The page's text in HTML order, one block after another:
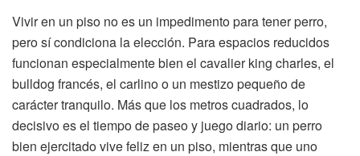
Vivir en un piso no es un impedimento para tener perro,
pero sí condiciona la elección. Para espacios reducidos
funcionan especialmente bien el cavalier king charles, el
bulldog francés, el carlino o un mestizo pequeño de
carácter tranquilo. Más que los metros cuadrados, lo
decisivo es el tiempo de paseo y juego diario: un perro
bien ejercitado vive feliz en un piso, mientras que uno